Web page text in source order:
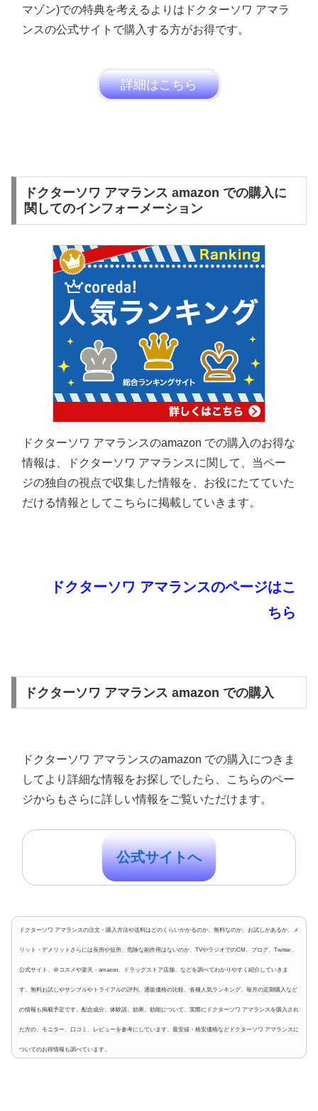
マゾン)での特典を考えるよりはドクターソワ アマラ
ンスの公式サイトで購入する方がお得です。
詳細はこちら
ドクターソワ アマランス amazon での購入に
関してのインフォーメーション
ドクターソワ アマランスのamazon での購入のお得な
情報は、ドクターソワ アマランスに関して、当ペー
ジの独自の視点で収集した情報を、お役にたてていた
だける情報としてこちらに掲載していきます。
ドクターソワ アマランスのページはこ
ちら
ドクターソワ アマランス amazon での購入
ドクターソワ アマランスのamazon での購入につきま
してより詳細な情報をお探しでしたら、こちらのペー
ジからもさらに詳しい情報をご覧いただけます。
公式サイトへ
ドクターソワ アマランスの注文・購入方法や送料はどのくらいかかるのか、無料なのか、お試しがあるか、メ
リット・デメリットさらには長所や短所、危険な副作用はないのか、TVやラジオでのCM、ブログ、Twitter、
公式サイト、＠コスメや楽天・amazon、ドラッグストア店舗、などを調べてわかりやすく紹介していきま
す。無料お試しやサンプルやトライアルの評判、通販価格の比較、各種人気ランキング、毎月の定期購入など
の情報も掲載予定です。配合成分、体験談、効果、効能について、実際にドクターソワ アマランスを購入され
た方の、モニター、口コミ、レビューを参考にしています。最安値・格安価格などドクターソワ アマランスに
ついてのお得情報も調べています。